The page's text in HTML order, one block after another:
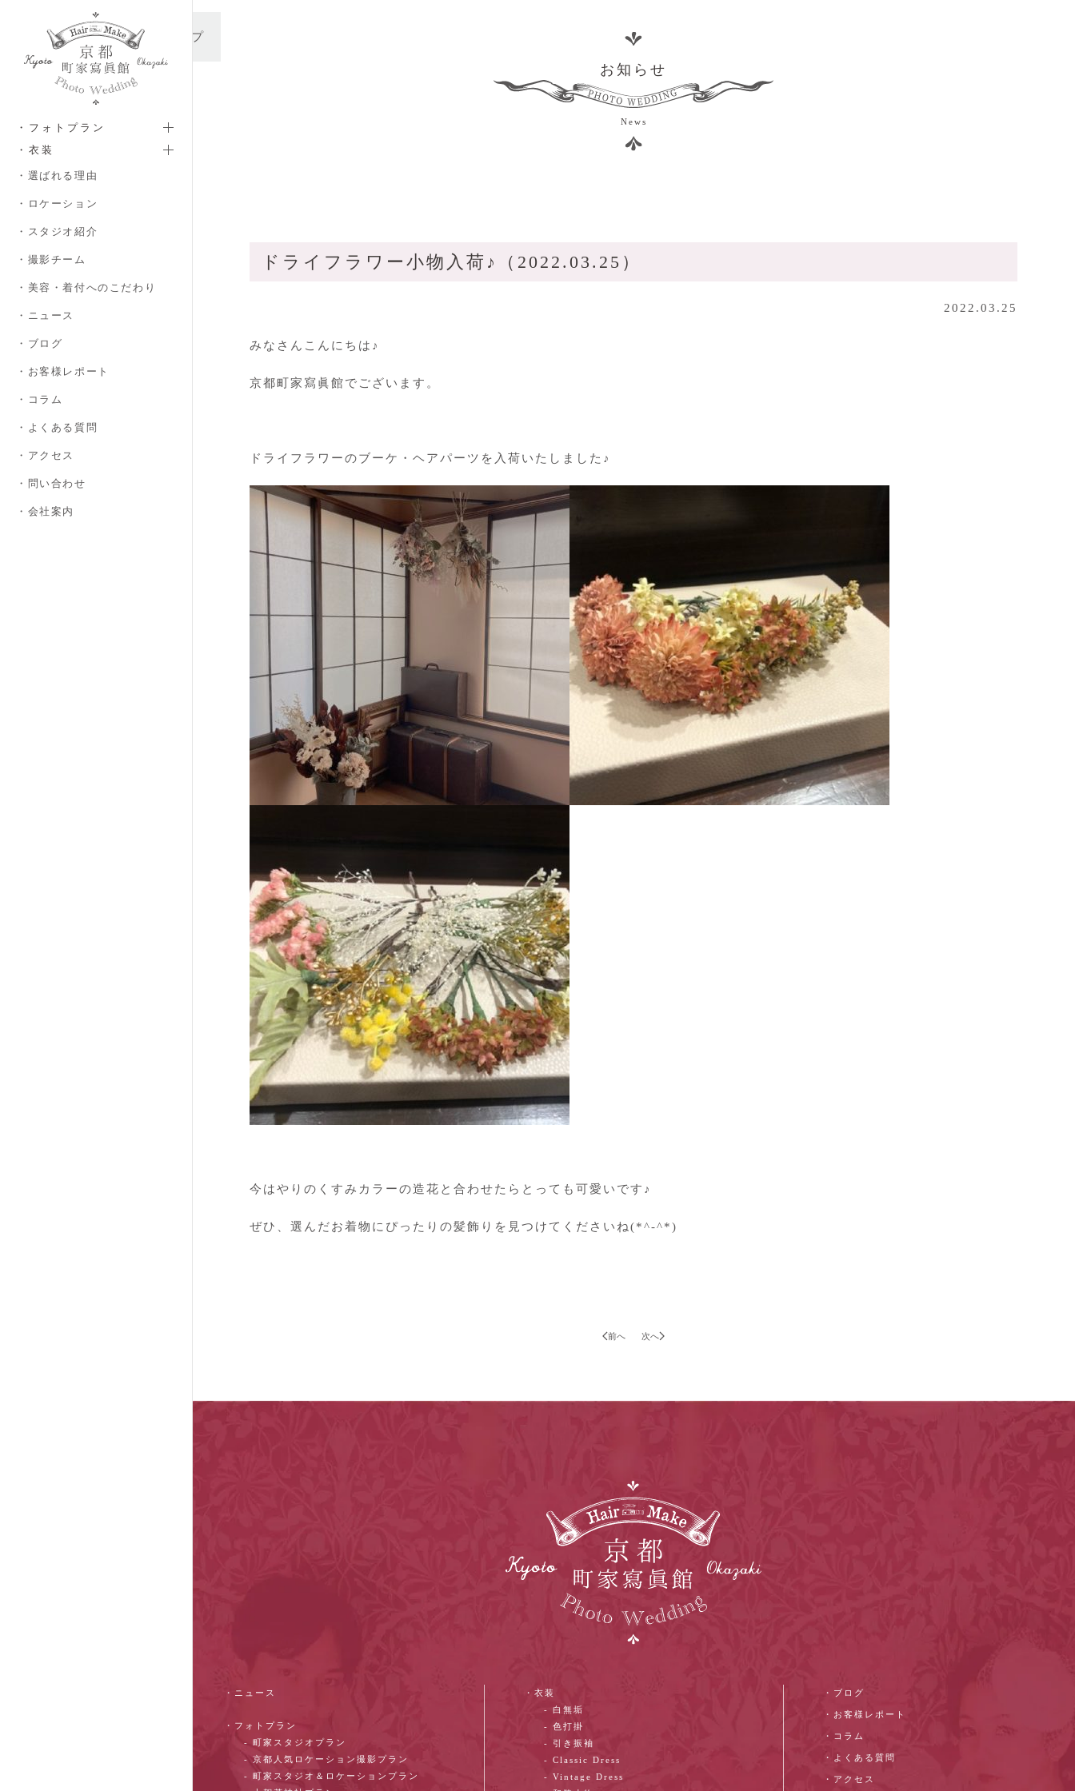
メインコンテンツへスキップ
・フォトプラン
・衣装
・選ばれる理由
・ロケーション
・スタジオ紹介
・撮影チーム
・美容・着付へのこだわり
・ニュース
・ブログ
・お客様レポート
・コラム
・よくある質問
・アクセス
・問い合わせ
・会社案内
お知らせ
News
ドライフラワー小物入荷♪（2022.03.25）
2022.03.25
みなさんこんにちは♪
京都町家寫眞館でございます。
ドライフラワーのブーケ・ヘアパーツを入荷いたしました♪
今はやりのくすみカラーの造花と合わせたらとっても可愛いです♪
ぜひ、選んだお着物にぴったりの髪飾りを見つけてくださいね(*^-^*)
前へ 次へ
・ニュース
・フォトプラン
- 町家スタジオプラン
- 京都人気ロケーション撮影プラン
- 町家スタジオ＆ロケーションプラン
・衣装
- 白無垢
- 色打掛
- 引き振袖
- Classic Dress
- Vintage Dress
・ブログ
・お客様レポート
・コラム
・よくある質問
・アクセス